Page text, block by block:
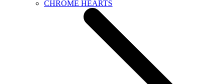
CHROME HEARTS